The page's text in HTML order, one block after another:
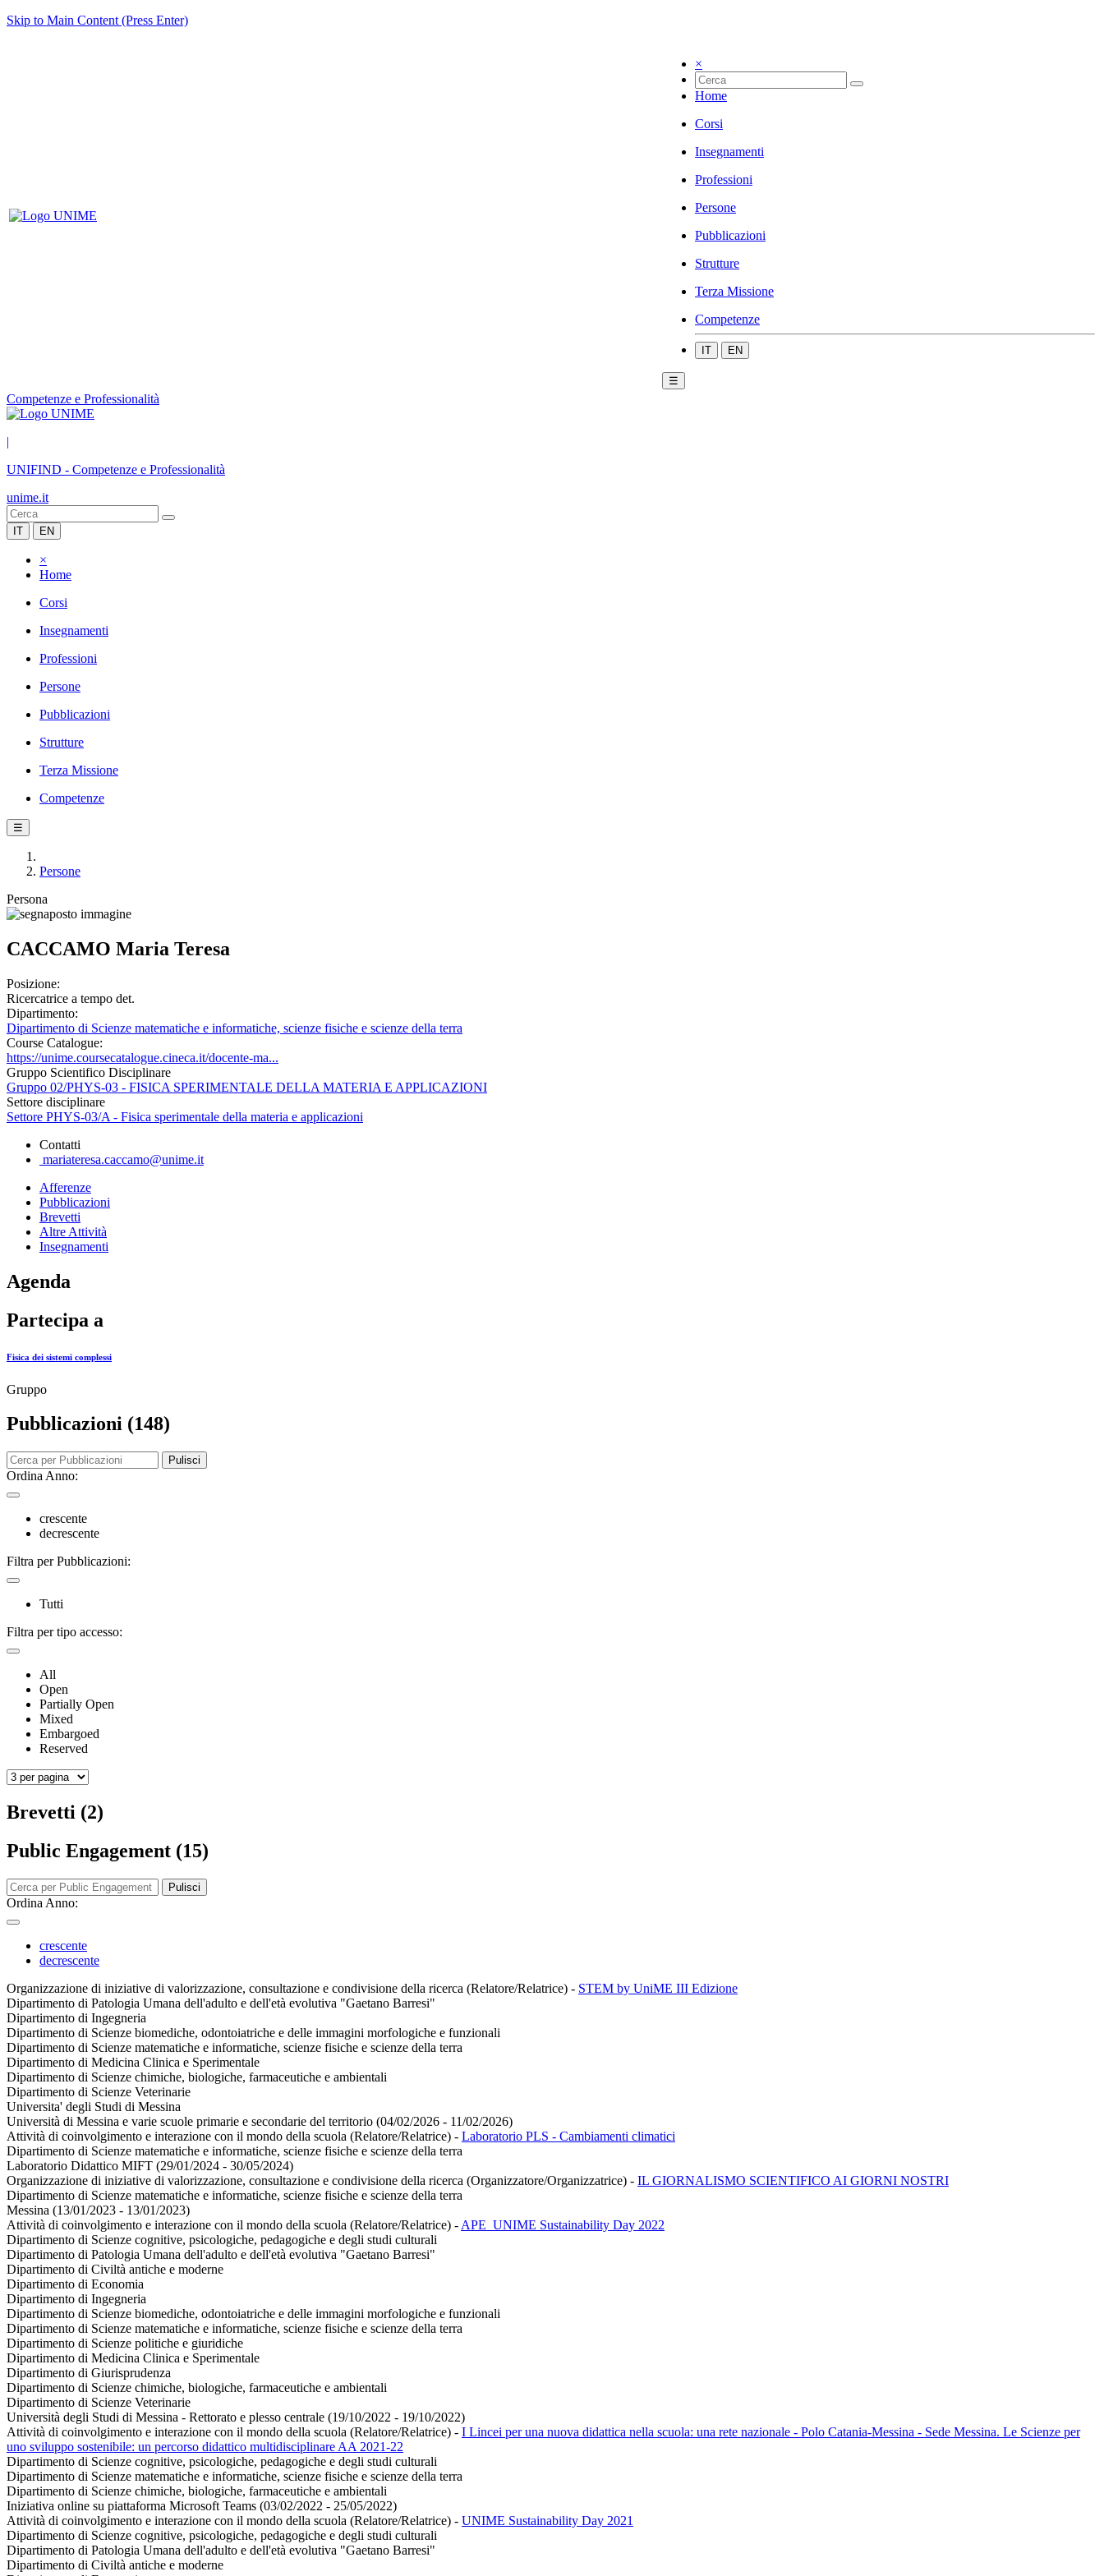
Skip to Main Content (Press Enter)
×
Home
Corsi
Insegnamenti
Professioni
Persone
Pubblicazioni
Strutture
Terza Missione
Competenze
IT EN
☰
Competenze e Professionalità
|
UNIFIND - Competenze e Professionalità
unime.it
IT EN
×
Home
Corsi
Insegnamenti
Professioni
Persone
Pubblicazioni
Strutture
Terza Missione
Competenze
☰
Persone
Persona
CACCAMO Maria Teresa
Posizione:
Ricercatrice a tempo det.
Dipartimento:
Dipartimento di Scienze matematiche e informatiche, scienze fisiche e scienze della terra
Course Catalogue:
https://unime.coursecatalogue.cineca.it/docente-ma...
Gruppo Scientifico Disciplinare
Gruppo 02/PHYS-03 - FISICA SPERIMENTALE DELLA MATERIA E APPLICAZIONI
Settore disciplinare
Settore PHYS-03/A - Fisica sperimentale della materia e applicazioni
Contatti
mariateresa.caccamo@unime.it
Afferenze
Pubblicazioni
Brevetti
Altre Attività
Insegnamenti
Agenda
Partecipa a
Fisica dei sistemi complessi
Gruppo
Pubblicazioni (148)
Pulisci
Ordina Anno:
crescente
decrescente
Filtra per Pubblicazioni:
Tutti
Filtra per tipo accesso:
All
Open
Partially Open
Mixed
Embargoed
Reserved
Brevetti (2)
Public Engagement (15)
Pulisci
Ordina Anno:
crescente
decrescente
Organizzazione di iniziative di valorizzazione, consultazione e condivisione della ricerca (Relatore/Relatrice) - STEM by UniME III Edizione
Dipartimento di Patologia Umana dell'adulto e dell'età evolutiva "Gaetano Barresi"
Dipartimento di Ingegneria
Dipartimento di Scienze biomediche, odontoiatriche e delle immagini morfologiche e funzionali
Dipartimento di Scienze matematiche e informatiche, scienze fisiche e scienze della terra
Dipartimento di Medicina Clinica e Sperimentale
Dipartimento di Scienze chimiche, biologiche, farmaceutiche e ambientali
Dipartimento di Scienze Veterinarie
Universita' degli Studi di Messina
Università di Messina e varie scuole primarie e secondarie del territorio (04/02/2026 - 11/02/2026)
Attività di coinvolgimento e interazione con il mondo della scuola (Relatore/Relatrice) - Laboratorio PLS - Cambiamenti climatici
Dipartimento di Scienze matematiche e informatiche, scienze fisiche e scienze della terra
Laboratorio Didattico MIFT (29/01/2024 - 30/05/2024)
Organizzazione di iniziative di valorizzazione, consultazione e condivisione della ricerca (Organizzatore/Organizzatrice) - IL GIORNALISMO SCIENTIFICO AI GIORNI NOSTRI
Dipartimento di Scienze matematiche e informatiche, scienze fisiche e scienze della terra
Messina (13/01/2023 - 13/01/2023)
Attività di coinvolgimento e interazione con il mondo della scuola (Relatore/Relatrice) - APE_UNIME Sustainability Day 2022
Dipartimento di Scienze cognitive, psicologiche, pedagogiche e degli studi culturali
Dipartimento di Patologia Umana dell'adulto e dell'età evolutiva "Gaetano Barresi"
Dipartimento di Civiltà antiche e moderne
Dipartimento di Economia
Dipartimento di Ingegneria
Dipartimento di Scienze biomediche, odontoiatriche e delle immagini morfologiche e funzionali
Dipartimento di Scienze matematiche e informatiche, scienze fisiche e scienze della terra
Dipartimento di Scienze politiche e giuridiche
Dipartimento di Medicina Clinica e Sperimentale
Dipartimento di Giurisprudenza
Dipartimento di Scienze chimiche, biologiche, farmaceutiche e ambientali
Dipartimento di Scienze Veterinarie
Università degli Studi di Messina - Rettorato e plesso centrale (19/10/2022 - 19/10/2022)
Attività di coinvolgimento e interazione con il mondo della scuola (Relatore/Relatrice) - I Lincei per una nuova didattica nella scuola: una rete nazionale - Polo Catania-Messina - Sede Messina. Le Scienze per
uno sviluppo sostenibile: un percorso didattico multidisciplinare AA 2021-22
Dipartimento di Scienze cognitive, psicologiche, pedagogiche e degli studi culturali
Dipartimento di Scienze matematiche e informatiche, scienze fisiche e scienze della terra
Dipartimento di Scienze chimiche, biologiche, farmaceutiche e ambientali
Iniziativa online su piattaforma Microsoft Teams (03/02/2022 - 25/05/2022)
Attività di coinvolgimento e interazione con il mondo della scuola (Relatore/Relatrice) - UNIME Sustainability Day 2021
Dipartimento di Scienze cognitive, psicologiche, pedagogiche e degli studi culturali
Dipartimento di Patologia Umana dell'adulto e dell'età evolutiva "Gaetano Barresi"
Dipartimento di Civiltà antiche e moderne